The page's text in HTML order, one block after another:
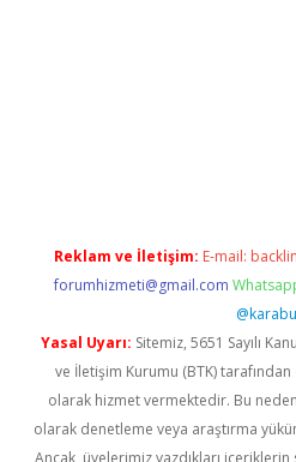
Reklam ve İletişim: E-mail:
forumhizmeti@gmail.com
Yasal Uyarı: Sitemiz, 5651 Sayılı
ve İletişim Kurumu (BTK) tarafından
olarak hizmet vermektedir. Bu
olarak denetleme veya araştırma
Ancak, üyelerimiz yazdıkları